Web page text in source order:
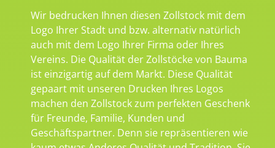
Wir bedrucken Ihnen diesen Zollstock mit dem
Logo Ihrer Stadt und bzw. alternativ natürlich
auch mit dem Logo Ihrer Firma oder Ihres
Vereins. Die Qualität der Zollstöcke von Bauma
ist einzigartig auf dem Markt. Diese Qualität
gepaart mit unseren Drucken Ihres Logos
machen den Zollstock zum perfekten Geschenk
für Freunde, Familie, Kunden und
Geschäftspartner. Denn sie repräsentieren wie